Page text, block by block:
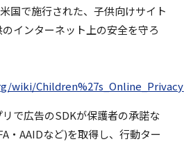
国で施行された、子供向けサイト
インターネット上の安全を守ろ
wiki/
で広告のSDKが保護者の承諾な
・AAIDなど)を取得し、行動ター